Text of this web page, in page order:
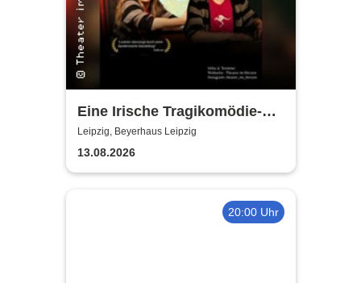
Eine Irische Tragikomödie-
Das Kleingeld | Getreu dem
Motto: Wir lachen, weil wir
weinen
Leipzig, Beyerhaus Leipzig
13.08.2026
20:00 Uhr